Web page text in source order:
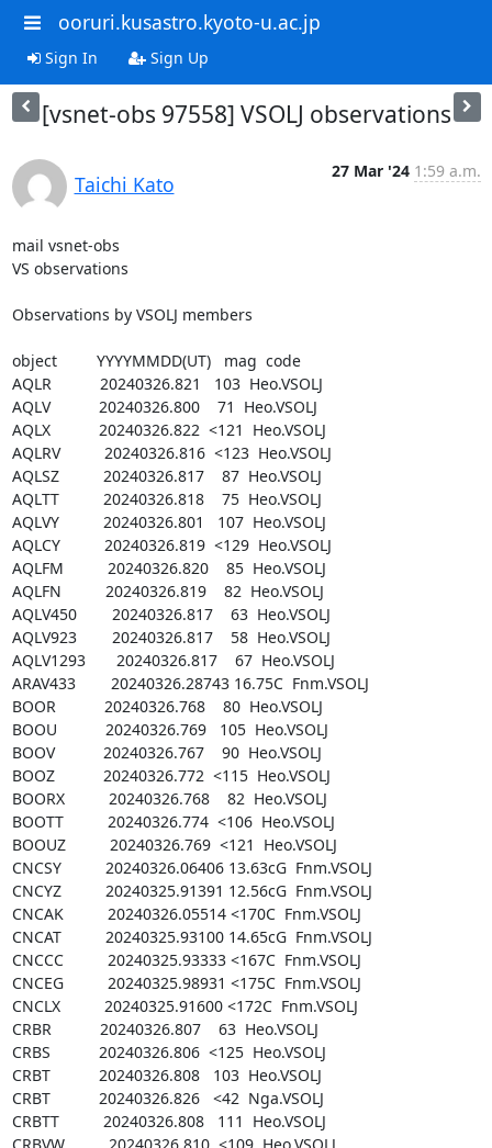
ooruri.kusastro.kyoto-u.ac.jp
Sign In Sign Up
[vsnet-obs 97558] VSOLJ observations
Taichi Kato
27 Mar '24 1:59 a.m.
mail vsnet-obs
VS observations
Observations by VSOLJ members
object         YYYYMMDD(UT)   mag  code
AQLR           20240326.821   103  Heo.VSOLJ
AQLV           20240326.800    71  Heo.VSOLJ
AQLX           20240326.822  <121  Heo.VSOLJ
AQLRV          20240326.816  <123  Heo.VSOLJ
AQLSZ          20240326.817    87  Heo.VSOLJ
AQLTT          20240326.818    75  Heo.VSOLJ
AQLVY          20240326.801   107  Heo.VSOLJ
AQLCY          20240326.819  <129  Heo.VSOLJ
AQLFM          20240326.820    85  Heo.VSOLJ
AQLFN          20240326.819    82  Heo.VSOLJ
AQLV450        20240326.817    63  Heo.VSOLJ
AQLV923        20240326.817    58  Heo.VSOLJ
AQLV1293       20240326.817    67  Heo.VSOLJ
ARAV433        20240326.28743 16.75C  Fnm.VSOLJ
BOOR           20240326.768    80  Heo.VSOLJ
BOOU           20240326.769   105  Heo.VSOLJ
BOOV           20240326.767    90  Heo.VSOLJ
BOOZ           20240326.772  <115  Heo.VSOLJ
BOORX          20240326.768    82  Heo.VSOLJ
BOOTT          20240326.774  <106  Heo.VSOLJ
BOOUZ          20240326.769  <121  Heo.VSOLJ
CNCSY          20240326.06406 13.63cG  Fnm.VSOLJ
CNCYZ          20240325.91391 12.56cG  Fnm.VSOLJ
CNCAK          20240326.05514 <170C  Fnm.VSOLJ
CNCAT          20240325.93100 14.65cG  Fnm.VSOLJ
CNCCC          20240325.93333 <167C  Fnm.VSOLJ
CNCEG          20240325.98931 <175C  Fnm.VSOLJ
CNCLX          20240325.91600 <172C  Fnm.VSOLJ
CRBR           20240326.807    63  Heo.VSOLJ
CRBS           20240326.806  <125  Heo.VSOLJ
CRBT           20240326.808   103  Heo.VSOLJ
CRBT           20240326.826   <42  Nga.VSOLJ
CRBTT          20240326.808   111  Heo.VSOLJ
CRBVW          20240326.810  <109  Heo.VSOLJ